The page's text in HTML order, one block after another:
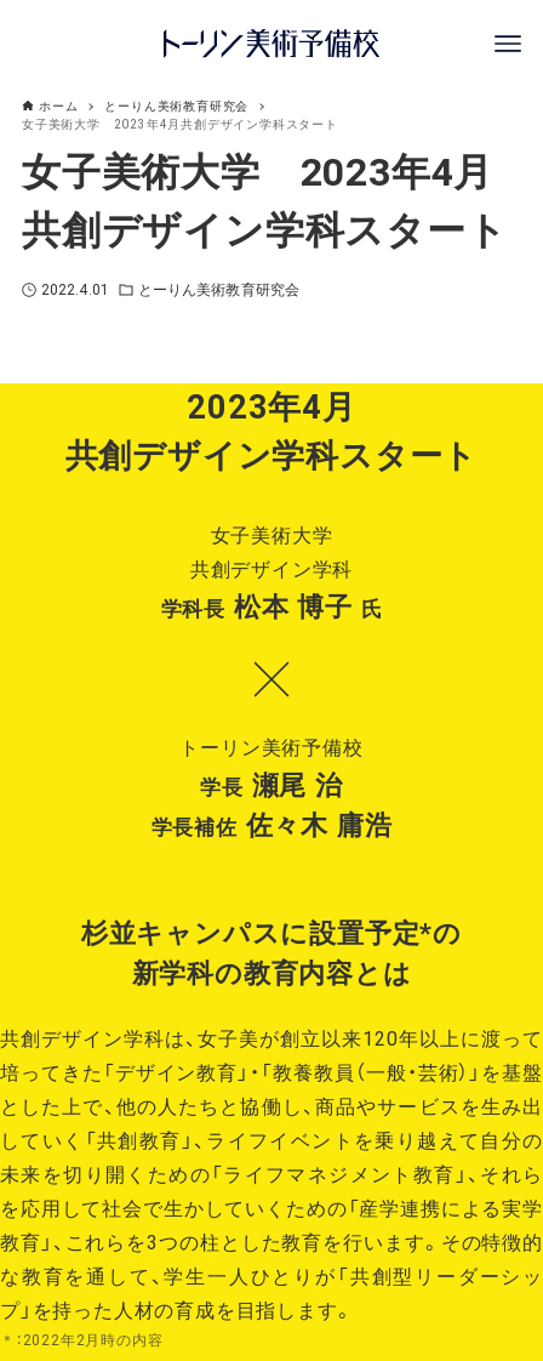
ホーム
とーりん美術教育研究会
女子美術大学 2023年4月共創デザイン学科スタート
女子美術大学 2023年4月
共創デザイン学科スタート
2022.4.01 とーりん美術教育研究会
2023年4月
共創デザイン学科スタート
女子美術大学
共創デザイン学科
学科長 松本 博子 氏
トーリン美術予備校
学長 瀬尾 治
学長補佐 佐々木 庸浩
杉並キャンパスに設置予定*の
新学科の教育内容とは
共創デザイン学科は、女子美が創立以来120年以上に渡って
培ってきた「デザイン教育」・「教養教員（一般・芸術）」を基盤
とした上で、他の人たちと協働し、商品やサービスを生み出
していく「共創教育」、ライフイベントを乗り越えて自分の
未来を切り開くための「ライフマネジメント教育」、それら
を応用して社会で生かしていくための「産学連携による実学
教育」、これらを3つの柱とした教育を行います。その特徴的
な教育を通して、学生一人ひとりが「共創型リーダーシッ
プ」を持った人材の育成を目指します。
＊：2022年2月時の内容